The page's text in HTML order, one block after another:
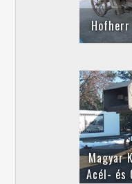
Magyar
Acél- és